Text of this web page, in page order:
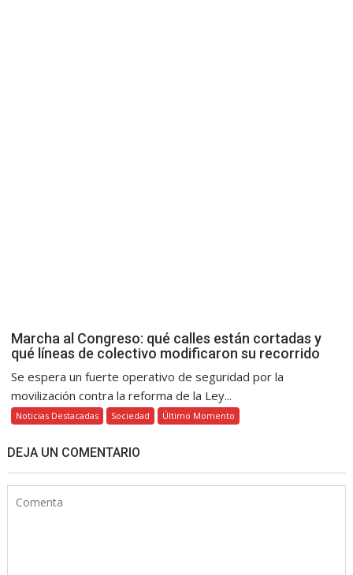
Marcha al Congreso: qué calles están cortadas y
qué líneas de colectivo modificaron su recorrido
Se espera un fuerte operativo de seguridad por la
movilización contra la reforma de la Ley...
Noticias Destacadas Sociedad Último Momento
DEJA UN COMENTARIO